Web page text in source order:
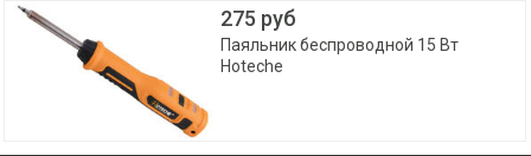
275 руб
Паяльник беспроводной 15 Вт
Hoteche